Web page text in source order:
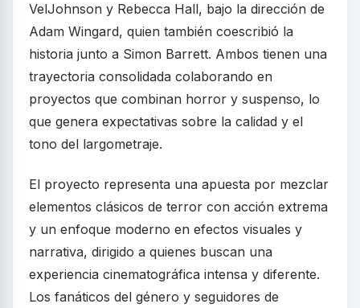
VelJohnson y Rebecca Hall, bajo la dirección de
Adam Wingard, quien también coescribió la
historia junto a Simon Barrett. Ambos tienen una
trayectoria consolidada colaborando en
proyectos que combinan horror y suspenso, lo
que genera expectativas sobre la calidad y el
tono del largometraje.
El proyecto representa una apuesta por mezclar
elementos clásicos de terror con acción extrema
y un enfoque moderno en efectos visuales y
narrativa, dirigido a quienes buscan una
experiencia cinematográfica intensa y diferente.
Los fanáticos del género y seguidores de